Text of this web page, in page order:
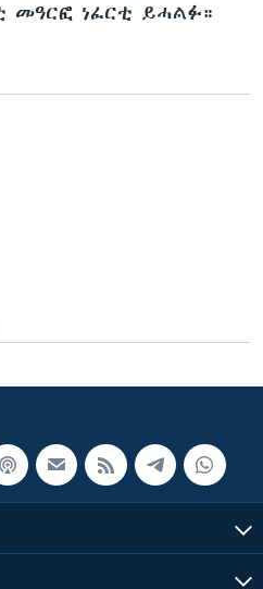
መዓርፎ ነፈርቲ ይሓልፉ።